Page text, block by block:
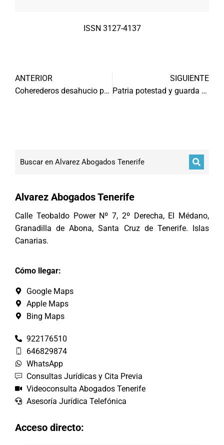
ISSN 3127-4137
ANTERIOR
Coherederos desahucio por precario
SIGUIENTE
Patria potestad y guarda y custodia
Alvarez Abogados Tenerife
Calle Teobaldo Power Nº 7, 2º Derecha, El Médano,
Granadilla de Abona, Santa Cruz de Tenerife. Islas
Canarias.
Cómo llegar:
Google Maps
Apple Maps
Bing Maps
922176510
646829874
WhatsApp
Consultas Jurídicas y Cita Previa
Videoconsulta Abogados Tenerife
Asesoría Jurídica Telefónica
Acceso directo: